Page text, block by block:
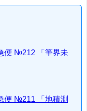
便 №212 「筆界未
便 №211 「地積測